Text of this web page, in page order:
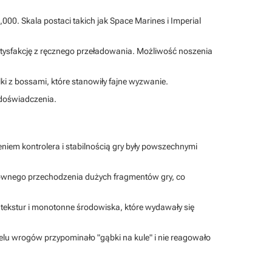
Skala postaci takich jak Space Marines i Imperial
z ręcznego przeładowania. Możliwość noszenia
z bossami, które stanowiły fajne wyzwanie.
kontrolera i stabilnością gry były powszechnymi
przechodzenia dużych fragmentów gry, co
i monotonne środowiska, które wydawały się
wrogów przypominało "gąbki na kule" i nie reagowało